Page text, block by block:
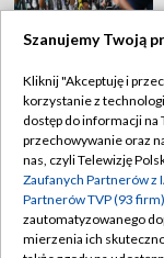
Szanujemy Twoją
Kliknij "Akceptuję i
korzystanie z
dostęp do informacji
przechowywanie oraz
nas, czyli Telewizję
Zaufanych Partnerów z
Partnerów TVP (93 firm)
zautomatyzowanego
mierzenia ich